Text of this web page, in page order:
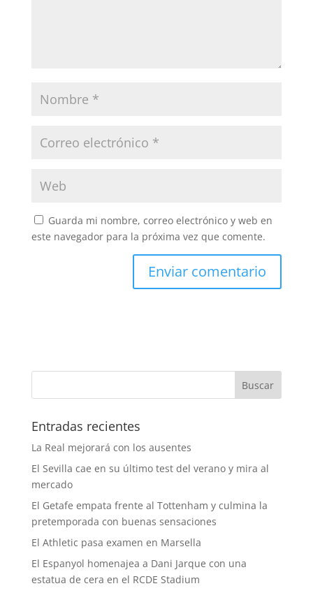
Guarda mi nombre, correo electrónico y web en
este navegador para la próxima vez que comente.
Entradas recientes
La Real mejorará con los ausentes
El Sevilla cae en su último test del verano y mira al
mercado
El Getafe empata frente al Tottenham y culmina la
pretemporada con buenas sensaciones
El Athletic pasa examen en Marsella
El Espanyol homenajea a Dani Jarque con una
estatua de cera en el RCDE Stadium